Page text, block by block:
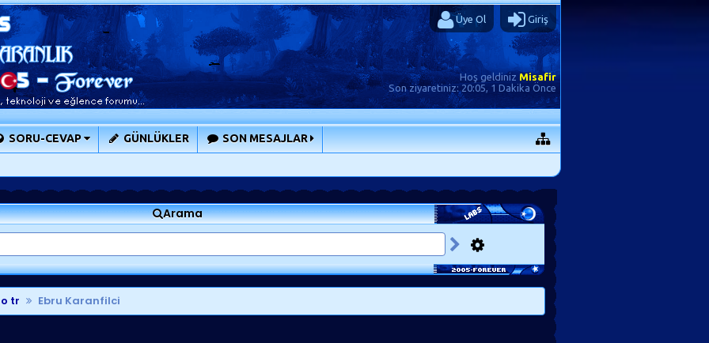
Üye Ol Giriş
Hoş geldiniz Misafir
Son ziyaretiniz:20:05, 1 Dakika Önce
SORU-CEVAP GÜNLÜKLER SON MESAJLAR
Arama
tr Ebru Karanfilci